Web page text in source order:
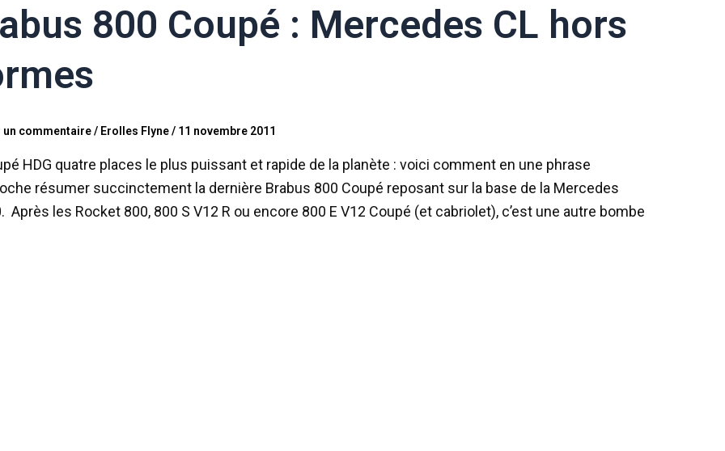
800 Coupé : Mercedes CL hors
un commentaire/ Erolles Flyne/ 11 novembre 2011
HDG quatre places le plus puissant et rapide de la planète : voici comment en une phrase
résumer succinctement la dernière Brabus 800 Coupé reposant sur la base de la Mercedes
Après les Rocket 800, 800 S V12 R ou encore 800 E V12 Coupé (et cabriolet), c’est une autre bombe